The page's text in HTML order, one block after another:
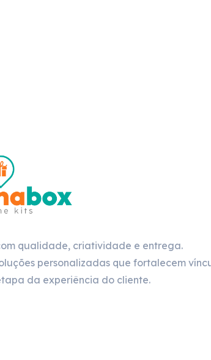
qualidade, criatividade e entrega.
personalizadas que fortalecem
da experiência do cliente.